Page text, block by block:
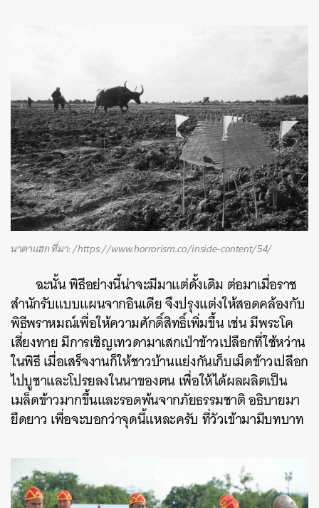
นาตาแฮก ที่มา: /https://www.horrorism.co/inside-content/54/
ฉะนั้น พิธีอย่างนี้น่าจะมีมาแต่ดั้งเดิม ต่อมาเมื่อราช
สำนักรับแบบแผนจากอินเดีย จึงปรุงแต่งให้สอดคล้องกับ
พิธีพราหมณ์เพื่อให้ความศักดิ์สิทธิ์เพิ่มขึ้น เช่น มีพระโค
เสี่ยงทาย มีการเชิญเทวดามาเสกเป่าข้าวเปลือกที่ใช้หว่าน
ในพิธี เมื่อเสร็จงานก็ให้ชาวบ้านแย่งกันเก็บเม็ดข้าวเปลือก
ไปบูชาและโปรยลงในนาของตน เพื่อให้ได้ผลผลิตเป็น
เมล็ดข้าวมากขึ้นและรอดพ้นจากภัยธรรมชาติ อธิบายมา
ยืดยาว เพื่อจะบอกว่าจุดนี้แหละครับ ที่วัวเข้ามามีบทบาท